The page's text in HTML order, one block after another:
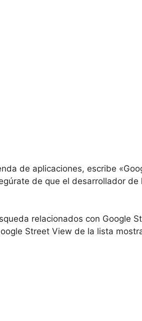
de aplicaciones, escribe
de que el desarrollador de
relacionados con Google
Street View de la lista